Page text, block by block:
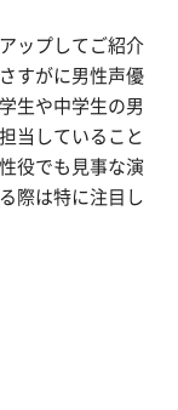
ップしてご紹介
すがに男性声優
生や中学生の男
当していること
役でも見事な演
際は特に注目し